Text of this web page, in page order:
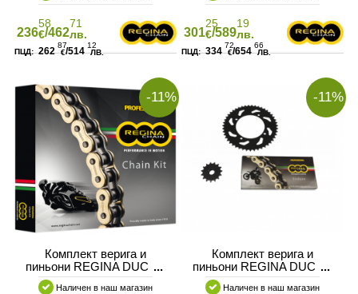
236
58
€/462
71
лв.
262
87
€/514
12
ЛВ.
301
25
€/589
19
лв.
334
72
€/654
66
ЛВ.
-11%
Комплект верига и
пиньони REGINA DUCATI
1200 MULTI
Наличен в наш магазин
-11%
Комплект верига и
пиньони REGINA DUCATI
600MONSTER 95-98
Наличен в наш магазин